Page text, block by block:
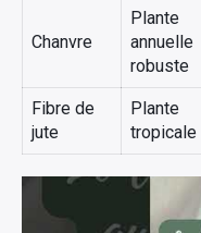
Chanvre
Plante
annuelle
robuste
Fibre de
jute
Plante
tropicale